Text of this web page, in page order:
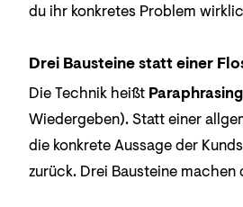
du ihr konkretes Problem
Drei Bausteine statt einer
Die Technik heißt Paraphrasing
Wiedergeben). Statt einer
die konkrete Aussage der
zurück. Drei Bausteine